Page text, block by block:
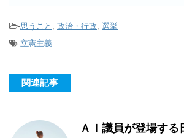
-思うこと 政治・行政 選挙
-立憲主義
関連記事
ＡＩ議員が登場する